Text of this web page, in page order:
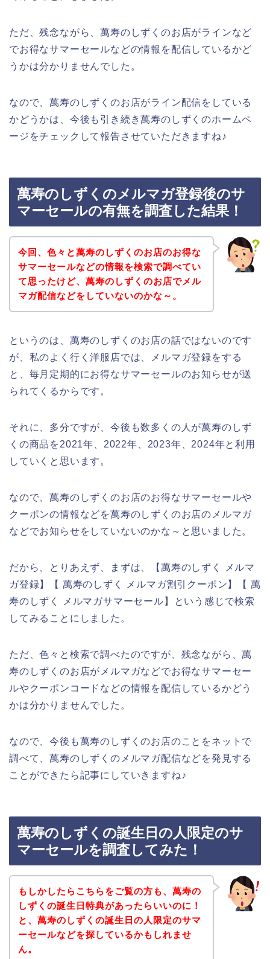
ただ、残念ながら、萬寿のしずくのお店がラインなど
でお得なサマーセールなどの情報を配信しているかど
うかは分かりませんでした。
なので、萬寿のしずくのお店がライン配信をしている
かどうかは、今後も引き続き萬寿のしずくのホームペ
ージをチェックして報告させていただきますね♪
萬寿のしずくのメルマガ登録後のサ
マーセールの有無を調査した結果！
今回、色々と萬寿のしずくのお店のお得な
サマーセールなどの情報を検索で調べてい
て思ったけど、萬寿のしずくのお店でメル
マガ配信などをしていないのかな～。
というのは、萬寿のしずくのお店の話ではないのです
が、私のよく行く洋服店では、メルマガ登録をする
と、毎月定期的にお得なサマーセールのお知らせが送
られてくるからです。
それに、多分ですが、今後も数多くの人が萬寿のしず
くの商品を2021年、2022年、2023年、2024年と利用
していくと思います。
なので、萬寿のしずくのお店のお得なサマーセールや
クーポンの情報などを萬寿のしずくのお店のメルマガ
などでお知らせをしていないのかな～と思いました。
だから、とりあえず、まずは、【萬寿のしずく メルマ
ガ登録】【 萬寿のしずく メルマガ割引クーポン】【 萬
寿のしずく メルマガサマーセール】という感じで検索
してみることにしました。
ただ、色々と検索で調べたのですが、残念ながら、萬
寿のしずくのお店がメルマガなどでお得なサマーセー
ルやクーポンコードなどの情報を配信しているかどう
かは分かりませんでした。
なので、今後も萬寿のしずくのお店のことをネットで
調べて、萬寿のしずくのメルマガ配信などを発見する
ことができたら記事にしていきますね♪
萬寿のしずくの誕生日の人限定のサ
マーセールを調査してみた！
もしかしたらこちらをご覧の方も、萬寿の
しずくの誕生日特典があったらいいのに！
と、萬寿のしずくの誕生日の人限定のサマ
ーセールなどを探しているかもしれませ
ん。